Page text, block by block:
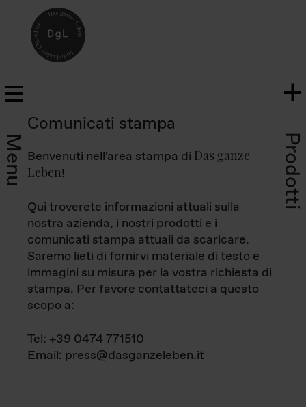
Menu Prodotti
Comunicati stampa
Benvenuti nell'area stampa di Das ganze
Leben!
Qui troverete informazioni attuali sulla
nostra azienda, i nostri prodotti e i
comunicati stampa attuali da scaricare.
Saremo lieti di fornirvi materiale di testo e
immagini su misura per la vostra richiesta di
stampa. Per favore contattateci a questo
scopo a:
Tel: +39 0474 771510
Email: press@dasganzeleben.it